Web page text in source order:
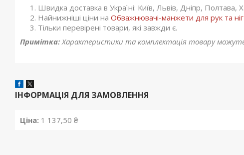
Швидка доставка в Україні: Київ, Львів, Дніпр, Полтава,
Найнижніші ціни на Обважнювачі-манжети для рук та
Тільки перевірені товари, які завжди є.
Примітка: Характеристики та комплектація товару
ІНФОРМАЦІЯ ДЛЯ ЗАМОВЛЕННЯ
Ціна: 1 137,50 ₴